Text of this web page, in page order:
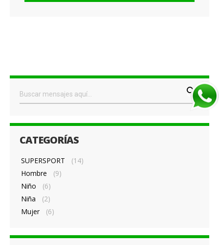
CATEGORÍAS
SUPERSPORT
(14)
Hombre
(9)
Niño
(6)
Niña
(2)
Mujer
(6)